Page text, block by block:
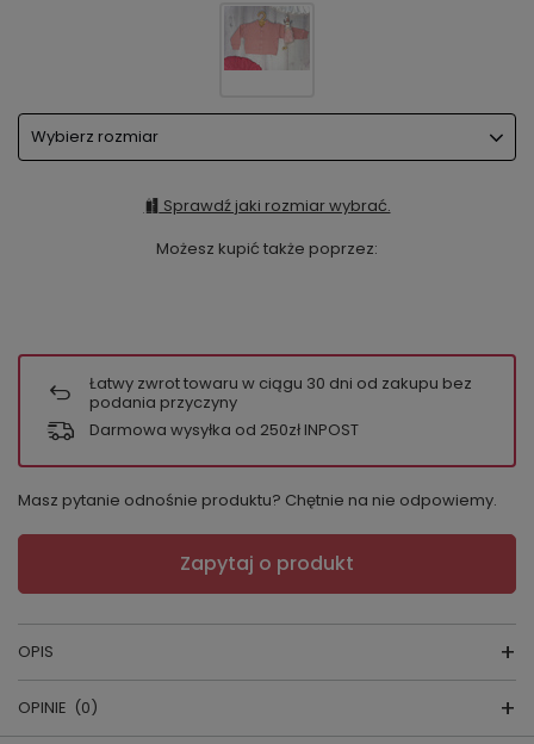
Wybierz rozmiar
Sprawdź jaki rozmiar wybrać.
Możesz kupić także poprzez:
Łatwy zwrot towaru w ciągu 30 dni od zakupu bez
podania przyczyny
Darmowa wysyłka od 250zł INPOST
Masz pytanie odnośnie produktu? Chętnie na nie odpowiemy.
Zapytaj o produkt
OPIS
Jeśli szukasz wygodnej, bawełnianej
OPINIE (0)